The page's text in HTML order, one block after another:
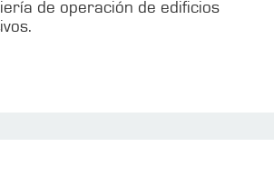
de operación de edificios